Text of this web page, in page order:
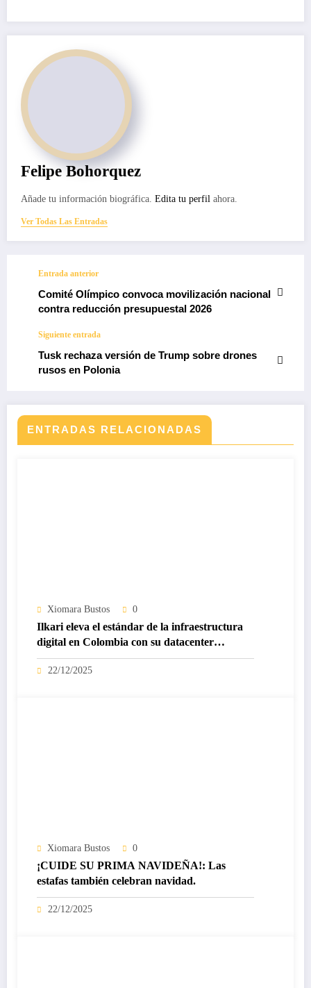
Felipe Bohorquez
Añade tu información biográfica. Edita tu perfil ahora.
Ver Todas Las Entradas
Entrada anterior
Comité Olímpico convoca movilización nacional
contra reducción presupuestal 2026
Siguiente entrada
Tusk rechaza versión de Trump sobre drones
rusos en Polonia
ENTRADAS RELACIONADAS
Xiomara Bustos 0
Ilkari eleva el estándar de la infraestructura
digital en Colombia con su datacenter
certificado Nivel IV de ICREA
22/12/2025
Xiomara Bustos 0
¡CUIDE SU PRIMA NAVIDEÑA!: Las
estafas también celebran navidad.
22/12/2025